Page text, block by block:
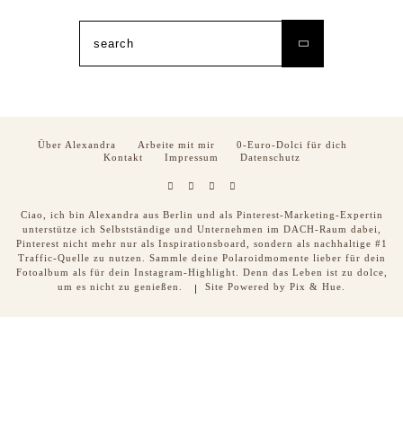
Search
for:
Über Alexandra Arbeite mit mir
0-Euro-Dolci für dich
Kontakt
Impressum Datenschutz
Ciao, ich bin Alexandra aus Berlin und als Pinterest-Marketing-Expertin
unterstütze ich Selbstständige und Unternehmen im DACH-Raum dabei,
Pinterest nicht mehr nur als Inspirationsboard, sondern als nachhaltige #1
Traffic-Quelle zu nutzen. Sammle deine Polaroidmomente lieber für dein
Fotoalbum als für dein Instagram-Highlight. Denn das Leben ist zu dolce,
um es nicht zu genießen.
Site Powered by Pix & Hue.